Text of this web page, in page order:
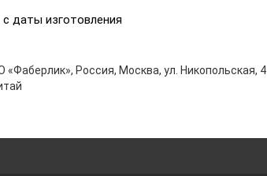
даты изготовления
«Фаберлик», Россия, Москва, ул. Никопольская, 4